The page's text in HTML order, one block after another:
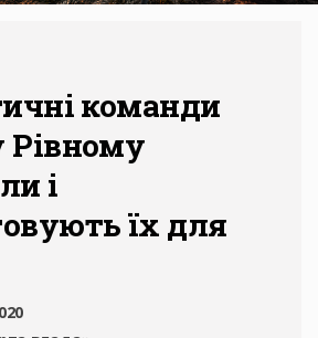
команди
Рівному
і
їх для